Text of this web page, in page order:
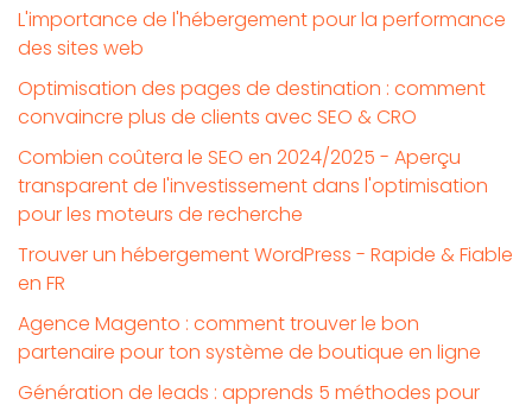
L'importance de l'hébergement pour la performance
des sites web
Optimisation des pages de destination : comment
convaincre plus de clients avec SEO & CRO
Combien coûtera le SEO en 2024/2025 - Aperçu
transparent de l'investissement dans l'optimisation
pour les moteurs de recherche
Trouver un hébergement WordPress - Rapide & Fiable
en FR
Agence Magento : comment trouver le bon
partenaire pour ton système de boutique en ligne
Génération de leads : apprends 5 méthodes pour